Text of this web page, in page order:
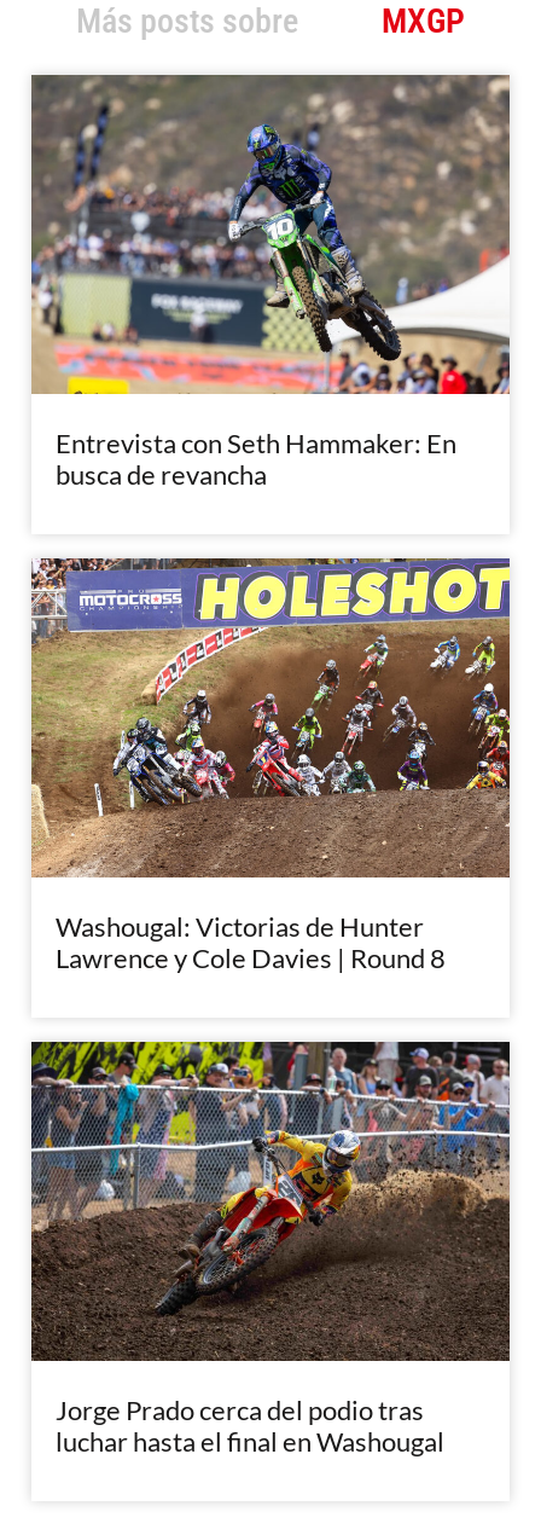
Más posts sobre MXGP
Entrevista con Seth Hammaker: En
busca de revancha
Washougal: Victorias de Hunter
Lawrence y Cole Davies | Round 8
Jorge Prado cerca del podio tras
luchar hasta el final en Washougal